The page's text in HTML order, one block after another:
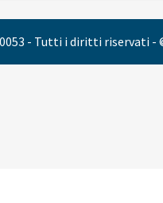
- Tutti i diritti riservati -